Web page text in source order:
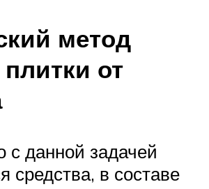
метод
от
с данной задачей
средства, в составе